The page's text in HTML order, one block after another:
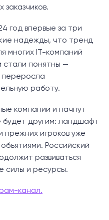
год впервые за три
надежды, что тренд
многих IT-компаний
понятны —
переросла
работу.
компании и начнут
будет другим: ландшафт
прежних игроков уже
Российский
развиваться
силы и ресурсы.
канал.